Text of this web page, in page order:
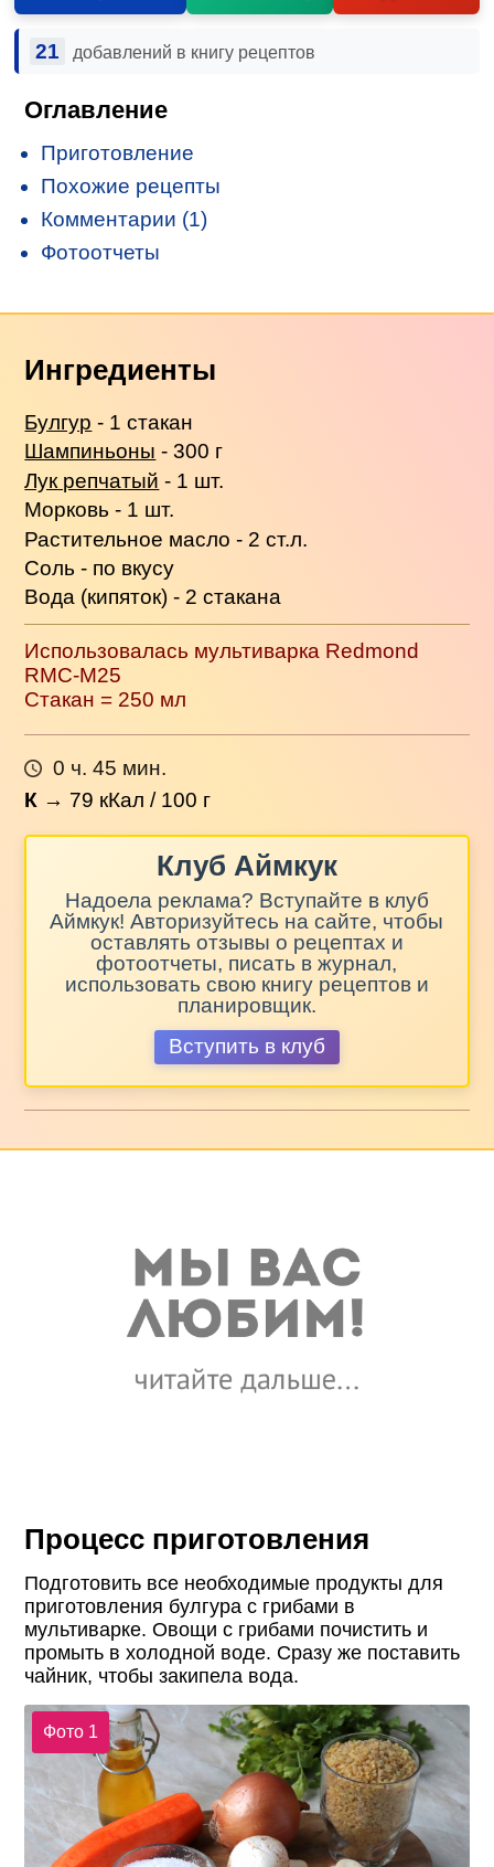
21 добавлений в книгу рецептов
Оглавление
Приготовление
Похожие рецепты
Комментарии (1)
Фотоотчеты
Ингредиенты
Булгур - 1 стакан
Шампиньоны - 300 г
Лук репчатый - 1 шт.
Морковь - 1 шт.
Растительное масло - 2 ст.л.
Соль - по вкусу
Вода (кипяток) - 2 стакана
Использовалась мультиварка Redmond
RMC-M25
Стакан = 250 мл
0 ч. 45 мин.
К → 79 кКал / 100 г
Клуб Аймкук
Надоела реклама? Вступайте в клуб
Аймкук! Авторизуйтесь на сайте, чтобы
оставлять отзывы о рецептах и
фотоотчеты, писать в журнал,
использовать свою книгу рецептов и
планировщик.
Вступить в клуб
Процесс приготовления
Подготовить все необходимые продукты для
приготовления булгура с грибами в
мультиварке. Овощи с грибами почистить и
промыть в холодной воде. Сразу же поставить
чайник, чтобы закипела вода.
Фото 1